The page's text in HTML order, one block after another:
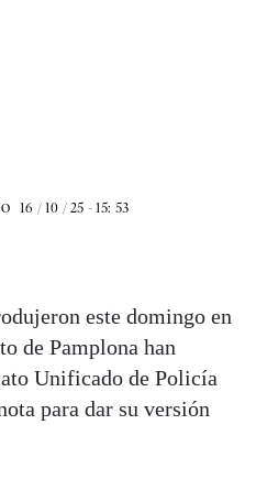
16 / 10 / 25 - 15: 53
este domingo en
de Pamplona han
Unificado de Policía
para dar su versión